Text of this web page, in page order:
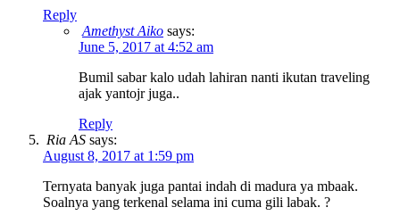
Reply
Amethyst Aiko says:
June 5, 2017 at 4:52 am
Bumil sabar kalo udah lahiran nanti ikutan traveling
ajak yantojr juga..
Reply
Ria AS says:
August 8, 2017 at 1:59 pm
Ternyata banyak juga pantai indah di madura ya mbaak.
Soalnya yang terkenal selama ini cuma gili labak. ?